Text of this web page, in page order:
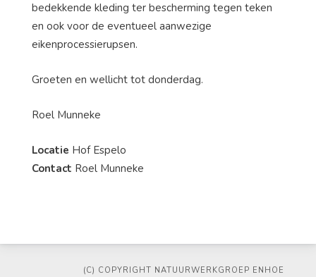
bedekkende kleding ter bescherming tegen teken
en ook voor de eventueel aanwezige
eikenprocessierupsen.
Groeten en wellicht tot donderdag.
Roel Munneke
Locatie Hof Espelo
Contact Roel Munneke
(C) COPYRIGHT NATUURWERKGROEP ENHOE